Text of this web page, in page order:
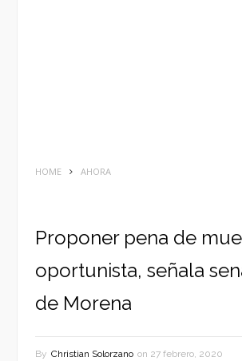
HOME AHORA
Proponer pena de
oportunista, señala
de Morena
By Christian Solorzano on 27 febrero, 2020